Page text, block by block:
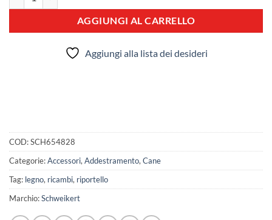
AGGIUNGI AL CARRELLO
Aggiungi alla lista dei desideri
COD:SCH654828
Categorie:Accessori, Addestramento, Cane
Tag: legno, ricambi, riportello
Marchio:Schweikert